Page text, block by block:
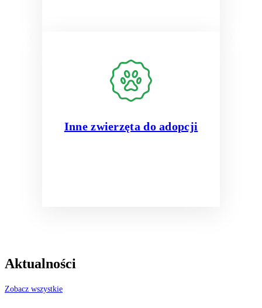
Inne zwierzęta do adopcji
Aktualności
Zobacz wszystkie